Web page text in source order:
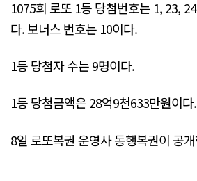
1075회 로또 1등 당첨번호는 1, 23,
다. 보너스 번호는 10이다.
1등 당첨자 수는 9명이다.
1등 당첨금액은 28억9천633만원이다.
8일 로또복권 운영사 동행복권이 공